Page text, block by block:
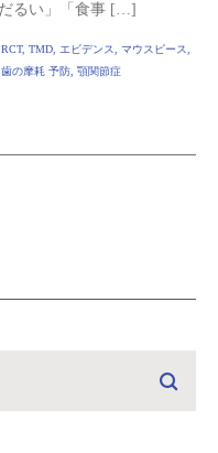
るい」「食事 […]
RCT, TMD, エビデンス, マウスピース,
歯の摩耗 予防, 顎関節症